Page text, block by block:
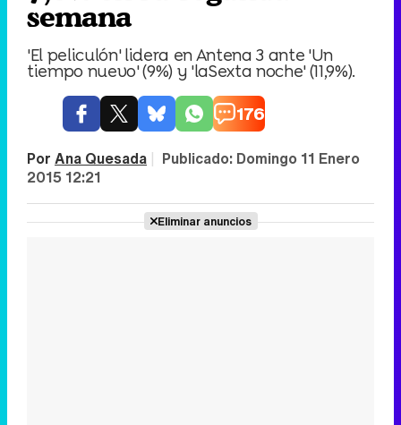
semana
'El peliculón' lidera en Antena 3 ante 'Un
tiempo nuevo' (9%) y 'laSexta noche' (11,9%).
176
Por Ana Quesada | Publicado: Domingo 11 Enero
2015 12:21
Eliminar anuncios